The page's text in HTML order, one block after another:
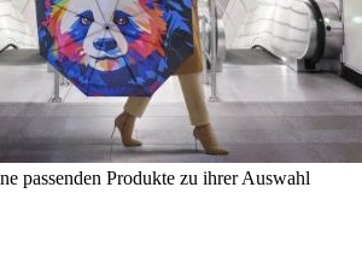
passenden Produkte zu ihrer Auswahl